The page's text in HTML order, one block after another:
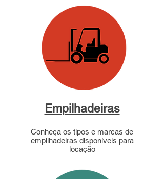
Empilhadeiras
Conheça os tipos e marcas de
empilhadeiras disponíveis para
locação